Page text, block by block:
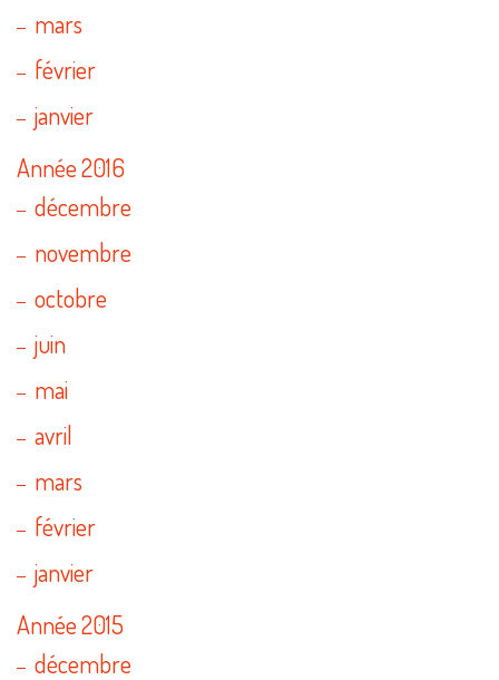
mars
février
janvier
Année 2016
décembre
novembre
octobre
juin
mai
avril
mars
février
janvier
Année 2015
décembre